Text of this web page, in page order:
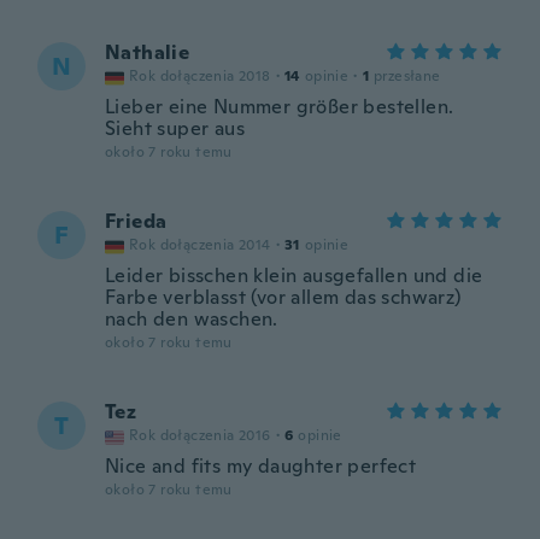
N Nathalie
Rok dołączenia 2018 · 14 opinie · 1 przesłane
Lieber eine Nummer größer bestellen.
Sieht super aus
około 7 roku temu
F Frieda
Rok dołączenia 2014 · 31 opinie
Leider bisschen klein ausgefallen und die
Farbe verblasst (vor allem das schwarz)
nach den waschen.
około 7 roku temu
T Tez
Rok dołączenia 2016 · 6 opinie
Nice and fits my daughter perfect
około 7 roku temu